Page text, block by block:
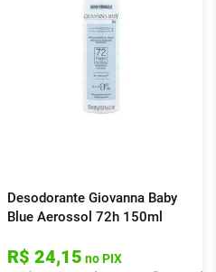
Desodorante Giovanna Baby
Blue Aerossol 72h 150ml
R$ 24,15 no PIX